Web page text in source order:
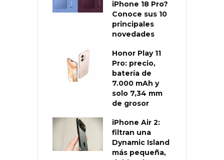
iPhone 18 Pro?
Conoce sus 10
principales
novedades
Honor Play 11
Pro: precio,
batería de
7.000 mAh y
solo 7,34 mm
de grosor
iPhone Air 2:
filtran una
Dynamic Island
más pequeña,